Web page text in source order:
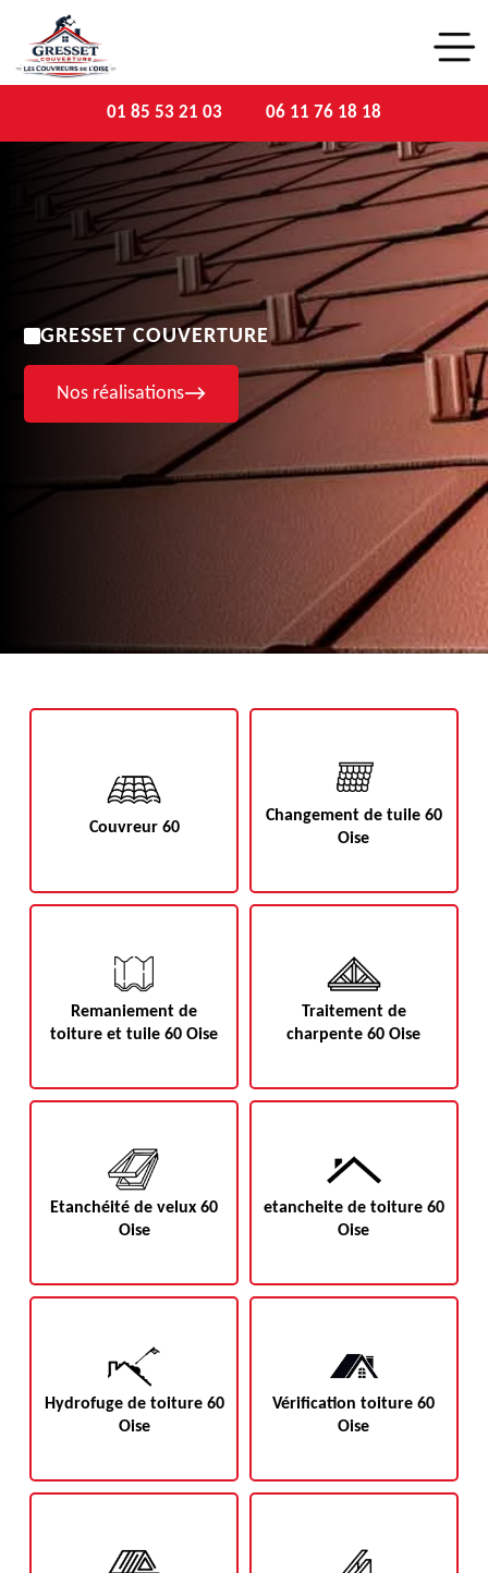
01 85 53 21 03 06 11 76 18 18
GRESSET COUVERTURE
Nos réalisations
Couvreur 60
Changement de tuile 60
Oise
Remaniement de
toiture et tuile 60 Oise
Traitement de
charpente 60 Oise
Etanchéité de velux 60
Oise
etancheite de toiture 60
Oise
Hydrofuge de toiture 60
Oise
Vérification toiture 60
Oise